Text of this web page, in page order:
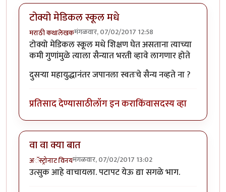
टोक्यो मेडिकल स्कूल मधे
मराठी कथालेखकमंगळवार, 07/02/2017 12:58
टोक्यो मेडिकल स्कूल मधे शिक्षण घेत असताना त्याच्या
कमी गुणांमुळे त्याला सैन्यात भरती व्हावे लागणार होते
दुसर्‍या महायुद्धानंतर जपानला स्वतःचे सैन्य नव्हते ना ?
प्रतिसाद देण्यासाठीलॉग इन कराकिंवासदस्य व्हा
वा वा क्या बात
अॅस्ट्रोनाट विनयमंगळवार, 07/02/2017 13:02
उत्सुक आहे वाचायला. पटापट येऊ द्या सगळे भाग.